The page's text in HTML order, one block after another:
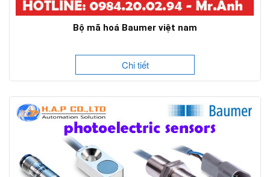
Bộ mã hoá Baumer việt nam
Chi tiết